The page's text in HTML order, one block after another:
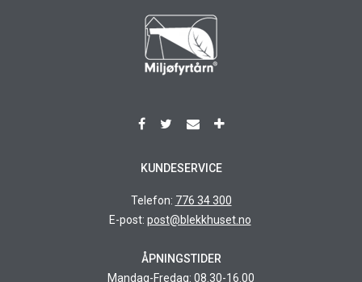
KUNDESERVICE
Telefon: 776 34 300
E-post: post@blekkhuset.no
ÅPNINGSTIDER
Mandag-Fredag: 08.30-16.00